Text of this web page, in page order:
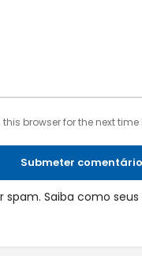
browser for the next
Submeter comentário
spam. Saiba como